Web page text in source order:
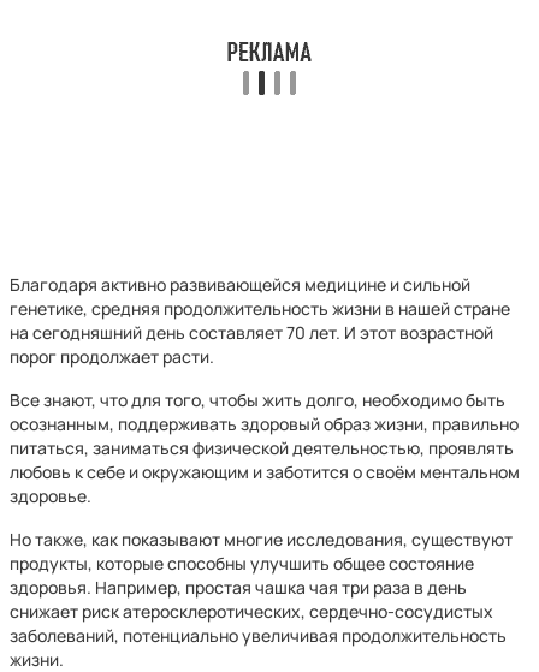
Благодаря активно развивающейся медицине и сильной
генетике, средняя продолжительность жизни в нашей стране
на сегодняшний день составляет 70 лет. И этот возрастной
порог продолжает расти.
Все знают, что для того, чтобы жить долго, необходимо быть
осознанным, поддерживать здоровый образ жизни, правильно
питаться, заниматься физической деятельностью, проявлять
любовь к себе и окружающим и заботится о своём ментальном
здоровье.
Но также, как показывают многие исследования, существуют
продукты, которые способны улучшить общее состояние
здоровья. Например, простая чашка чая три раза в день
снижает риск атеросклеротических, сердечно-сосудистых
заболеваний, потенциально увеличивая продолжительность
жизни.